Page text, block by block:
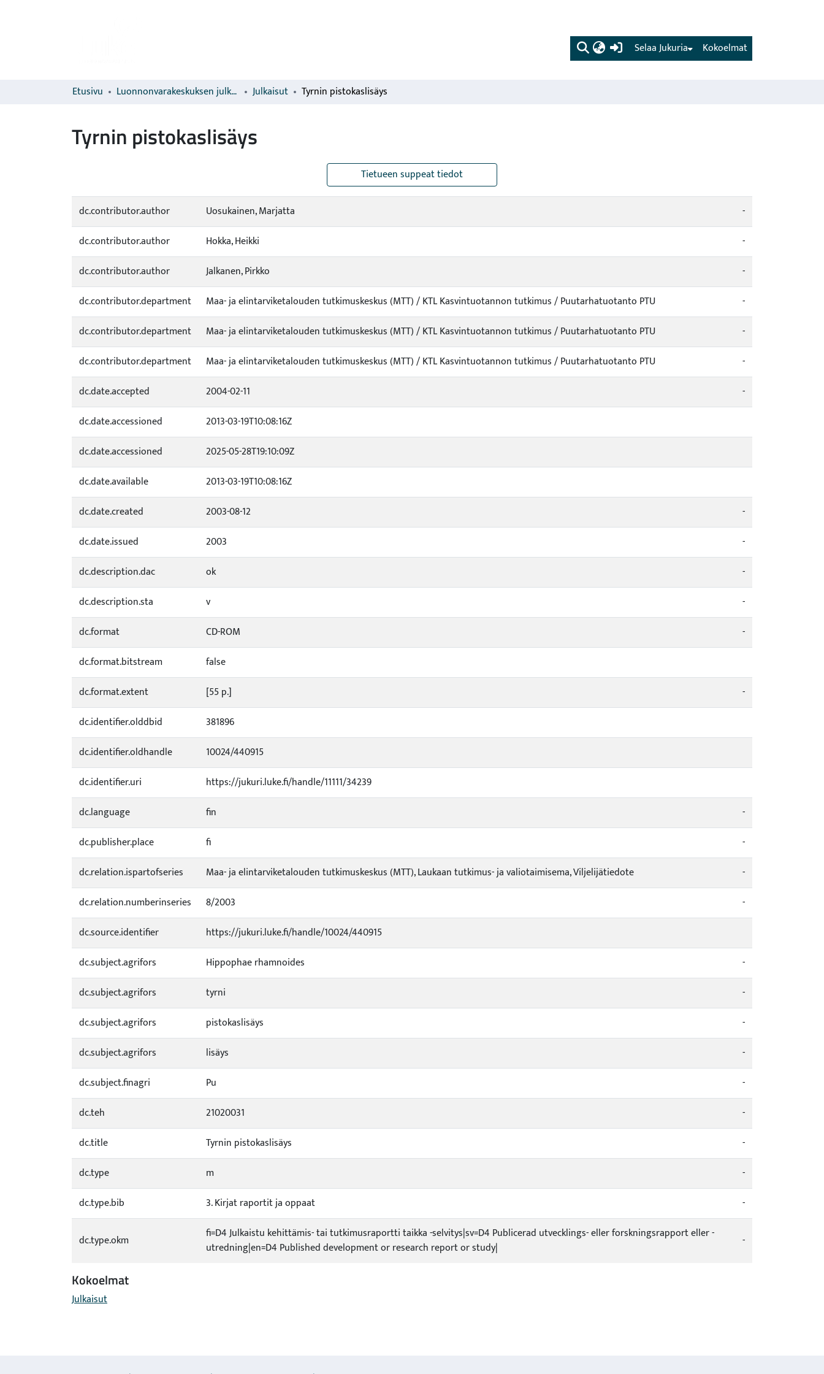
(current) Kokoelmat
Selaa Jukuria
Etusivu Luonnonvarakeskuksen julkaisut Julkaisut Tyrnin pistokaslisäys
Tyrnin pistokaslisäys
Tietueen suppeat tiedot
dc.contributor.author Uosukainen, Marjatta
-
dc.contributor.author
Hokka, Heikki
-
dc.contributor.author
Jalkanen, Pirkko
-
dc.contributor.department
Maa- ja elintarviketalouden tutkimuskeskus (MTT) / KTL Kasvintuotannon tutkimus / Puutarhatuotanto PTU
-
dc.contributor.department
Maa- ja elintarviketalouden tutkimuskeskus (MTT) / KTL Kasvintuotannon tutkimus / Puutarhatuotanto PTU
-
dc.contributor.department
Maa- ja elintarviketalouden tutkimuskeskus (MTT) / KTL Kasvintuotannon tutkimus / Puutarhatuotanto PTU
-
dc.date.accepted
2004-02-11
-
dc.date.accessioned
2013-03-19T10:08:16Z
dc.date.accessioned
2025-05-28T19:10:09Z
dc.date.available
2013-03-19T10:08:16Z
dc.date.created
2003-08-12
-
dc.date.issued
2003
-
dc.description.dac
ok
-
dc.description.sta
v
-
dc.format
CD-ROM
-
dc.format.bitstream
false
dc.format.extent
[55 p.]
-
dc.identifier.olddbid
381896
dc.identifier.oldhandle
10024/440915
dc.identifier.uri
https://jukuri.luke.fi/handle/11111/34239
dc.language
fin
-
dc.publisher.place
fi
-
dc.relation.ispartofseries
Maa- ja elintarviketalouden tutkimuskeskus (MTT), Laukaan tutkimus- ja valiotaimisema, Viljelijätiedote
-
dc.relation.numberinseries
8/2003
-
dc.source.identifier
https://jukuri.luke.fi/handle/10024/440915
dc.subject.agrifors
Hippophae rhamnoides
-
dc.subject.agrifors
tyrni
-
dc.subject.agrifors
pistokaslisäys
-
dc.subject.agrifors
lisäys
-
dc.subject.finagri
Pu
-
dc.teh
21020031
-
dc.title
Tyrnin pistokaslisäys
-
dc.type
m
-
dc.type.bib
3. Kirjat raportit ja oppaat -
dc.type.okm
fi=D4 Julkaistu kehittämis- tai tutkimusraportti taikka -selvitys|sv=D4 Publicerad utvecklings- eller forskningsrapport eller -
utredning|en=D4 Published development or research report or study|
-
Kokoelmat
Julkaisut